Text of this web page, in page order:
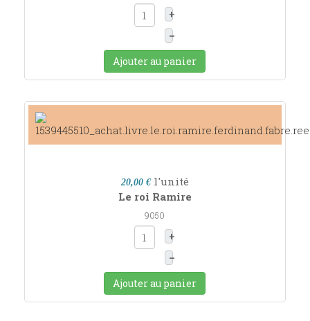
+
–
Ajouter au panier
20,00 € l'unité
Le roi Ramire
9050
+
–
Ajouter au panier